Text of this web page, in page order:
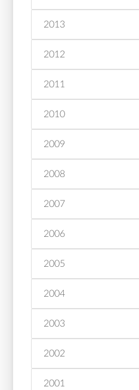
2013
2012
2011
2010
2009
2008
2007
2006
2005
2004
2003
2002
2001